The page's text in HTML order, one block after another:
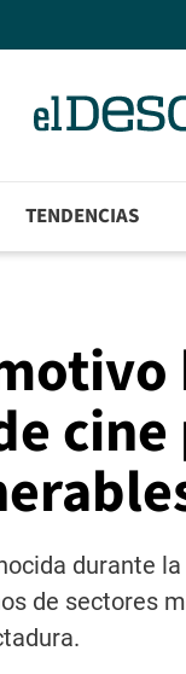
TENDENCIAS
durante
de sectores